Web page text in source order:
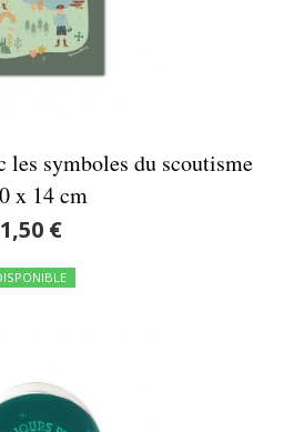
symboles du scoutisme
x 14 cm
1,50 €